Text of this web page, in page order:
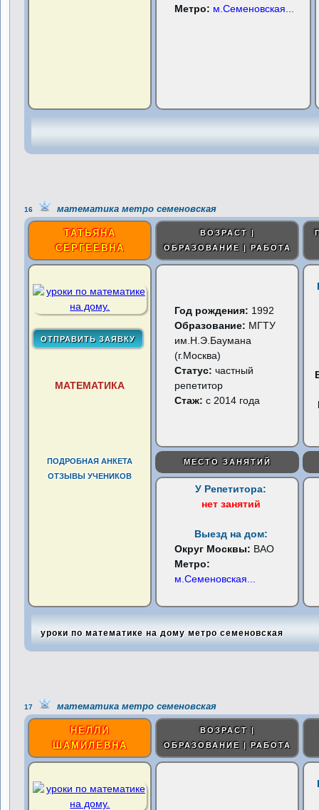
Метро: м.Семеновская
16 математика метро семеновская
ТАТЬЯНА
СЕРГЕЕВНА
ВОЗРАСТ |
ОБРАЗОВАНИЕ | РАБОТА
МАТЕМАТИКА
ПОДРОБНАЯ АНКЕТА
ОТЗЫВЫ УЧЕНИКОВ
Год рождения: 1992
Образование: МГТУ
им.Н.Э.Баумана
(г.Москва)
Статус:частный
репетитор
Стаж: с 2014 года
МЕСТО ЗАНЯТИЙ
У Репетитора:
нет занятий
Выезд на дом:
Округ Москвы: ВАО
Метро:
м.Семеновская
уроки по математике на дому метро семеновская
17 математика метро семеновская
НЕЛЛИ
ШАМИЛЕВНА
ВОЗРАСТ |
ОБРАЗОВАНИЕ | РАБОТА